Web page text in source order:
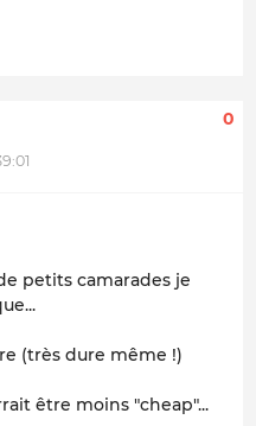
0
petits camarades je
(très dure même !)
être moins "cheap"...